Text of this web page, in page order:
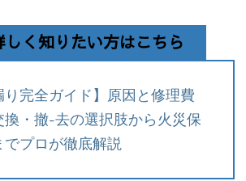
く知りたい方はこちら
り完全ガイド】原因と修理費
換・撤-去の選択肢から火災保
でプロが徹底解説